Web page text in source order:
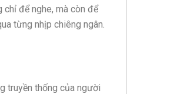
chỉ để nghe, mà còn để
từng nhịp chiêng ngân.
truyền thống của người